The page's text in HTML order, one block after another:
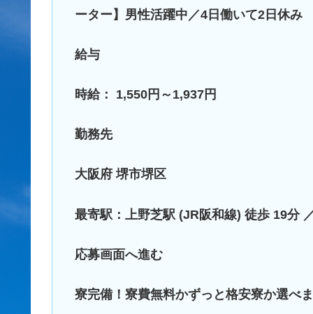
ーター】男性活躍中／4日働いて2日休み
給与
時給： 1,550円～1,937円
勤務先
大阪府 堺市堺区
最寄駅：上野芝駅 (JR阪和線) 徒歩 19分
応募画面へ進む
寮完備！寮費無料かずっと格安寮か選べ